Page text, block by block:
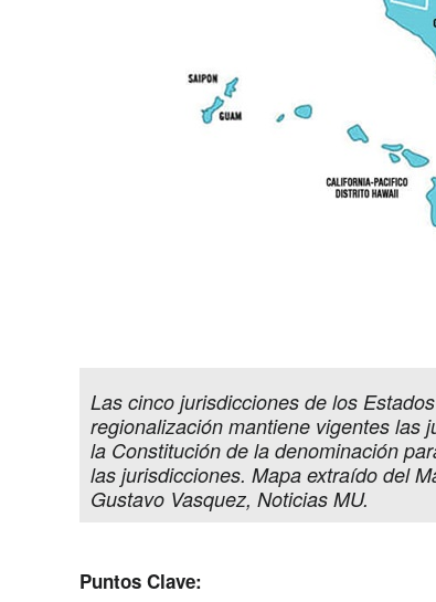
Las cinco jurisdicciones de los
regionalización mantiene vigentes las
la Constitución de la denominación
las jurisdicciones. Mapa extraído del
Gustavo Vasquez, Noticias MU.
Puntos Clave: